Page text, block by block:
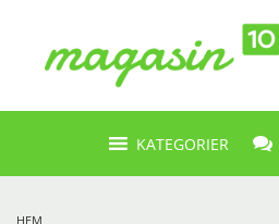
KATEGORIER
HEM